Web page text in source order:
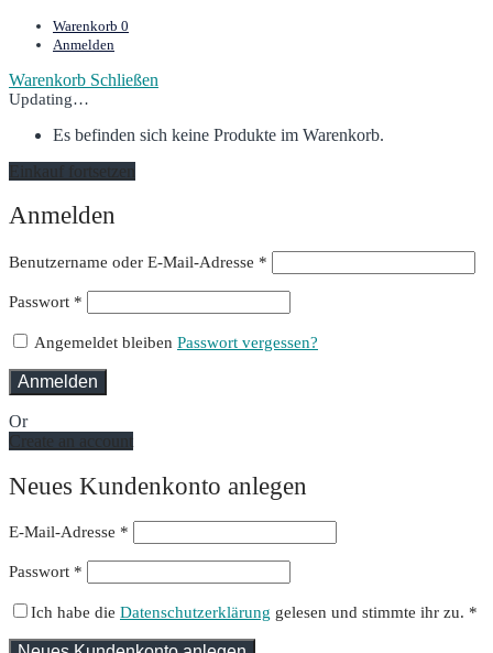
Warenkorb 0
Anmelden
Warenkorb Schließen
Updating…
Es befinden sich keine Produkte im Warenkorb.
Einkauf fortsetzen
Anmelden
Benutzername oder E-Mail-Adresse *
Passwort *
Angemeldet bleiben Passwort vergessen?
Anmelden
Or
Create an account
Neues Kundenkonto anlegen
E-Mail-Adresse *
Passwort *
Ich habe die Datenschutzerklärung gelesen und stimmte ihr zu. *